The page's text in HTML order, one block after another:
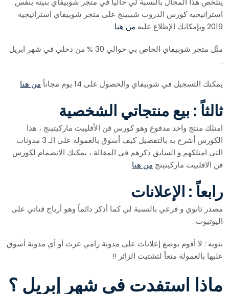
استراتيحية كورس الدروب شيبينج على متجر شوبيفاي استراتيجية
2019 وبإمكانك الإطلاع عليه
من هنا
مثّل متجر شوبيفاي الخاص بي حوالي 30 % من دخلي في شهر ابريل
.
يمكنك التسجيل في شوبيفاي والحصول على 14 يوم مجاناً من هنا
ثالثاً : بيع منتجاتي الشخصية
امتلك منتج واحد مدفوع وهو كورس فن الأفلييت ماركيتينج ، هذا
الكورس أشرح به بالتفصيل كيف أسوق بالعمولة على الـ 3 مدونات
التي امتلكهم و السابق ذكرهم في المقالة ، يمكنك الانضمام لكورس
فن الافلييت ماركيتينج من هنا
رابعاً : الإعلانات
مصدر ثانوي و فرعي بالنسبة لي كما أذكر دائماً وهو أرباح قناتي على
اليوتيوب .
تنويه : لا أقوم بوضع إعلانات على مدونة رامي عزت أو أي مدونة أسوق
عليها بالعمولة منعاً لتشتيت الزائر !!
ماذا استفدت في شهر إبريل ؟